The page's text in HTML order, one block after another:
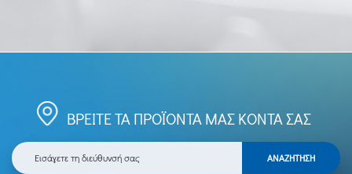
ΒΡΕΙΤΕ ΤΑ ΠΡΟΪΟΝΤΑ ΜΑΣ ΚΟΝΤΑ ΣΑΣ